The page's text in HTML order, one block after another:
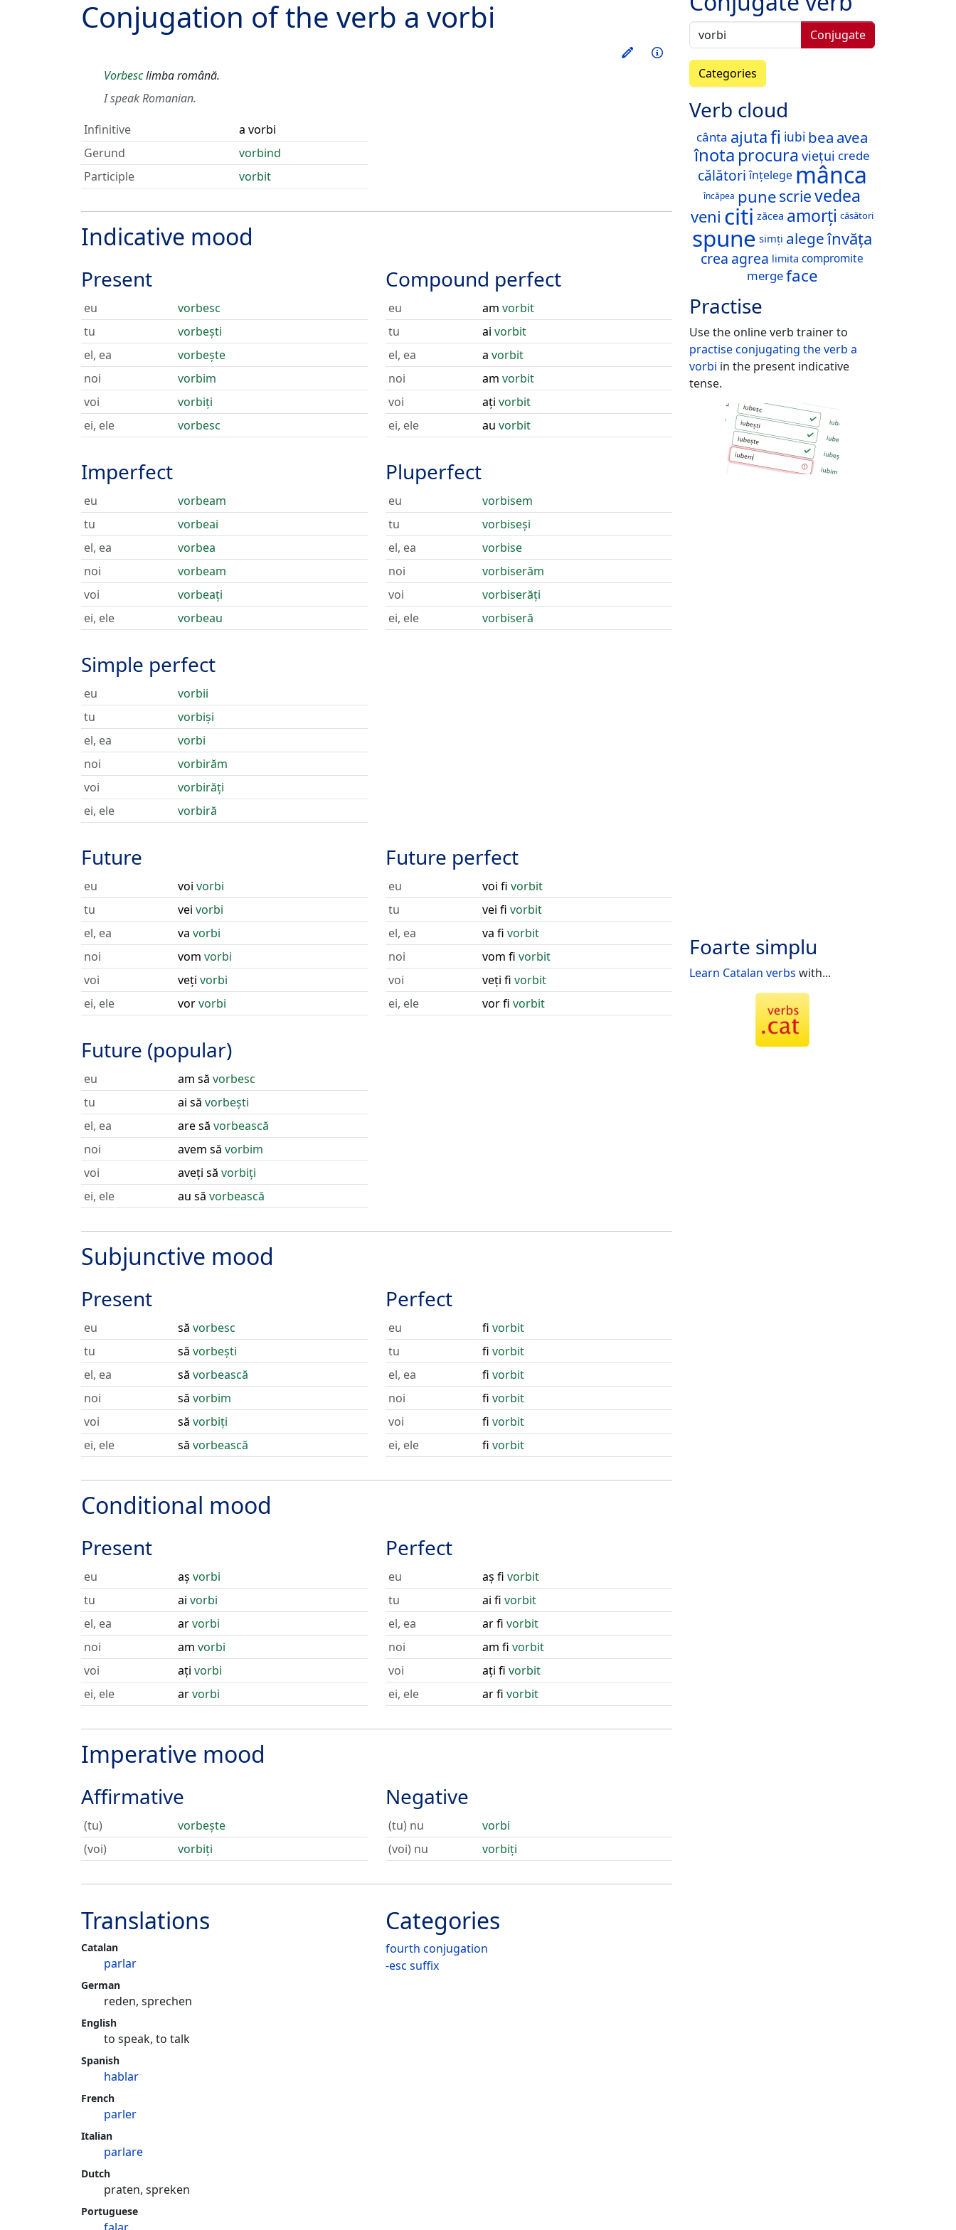
Conjugation of the verb a vorbi
Train this verb
Info
Vorbesclimba română.
I speak Romanian.
Infinitive
a vorbi
Gerund
vorbind
Participle
vorbit
Indicative mood
Present
eu
vorbesc
tu
vorbești
el, ea
vorbește
noi
vorbim
voi
vorbiți
ei, ele
vorbesc
Imperfect
eu
vorbeam
tu
vorbeai
el, ea
vorbea
noi
vorbeam
voi
vorbeați
ei, ele
vorbeau
Simple perfect
eu
vorbii
tu
vorbiși
el, ea
vorbi
noi
vorbirăm
voi
vorbirăți
ei, ele
vorbiră
Compound perfect
eu am vorbit
tu
ai vorbit
el, ea
a vorbit
noi
am vorbit
voi
ați vorbit
ei, ele
au vorbit
Pluperfect
eu
vorbisem
tu
vorbiseși
el, ea
vorbise
noi
vorbiserăm
voi
vorbiserăți
ei, ele
vorbiseră
Future
eu voi vorbi
tu
vei vorbi
el, ea
va vorbi
noi
vom vorbi
voi
veți vorbi
ei, ele
vorvorbi
Future (popular)
eu am să vorbesc
tu
ai să vorbești
el, ea
are să vorbească
noi
avem să vorbim
voi
aveți să vorbiți
ei, ele
au să vorbească
Future perfect
eu voi fi vorbit
tu
vei fi vorbit
el, ea
va fi vorbit
noi
vom fi vorbit
voi
veți fi vorbit
ei, ele
vor fi vorbit
Subjunctive mood
Present
eu să vorbesc
tu
să vorbești
el, ea
să vorbească
noi
să vorbim
voi
să vorbiți
ei, ele
să vorbească
Perfect
eu fi vorbit
tu
fi vorbit
el, ea
fi vorbit
noi
fi vorbit
voi
fi vorbit
ei, ele
fi vorbit
Conditional mood
Present
eu aș vorbi
tu
ai vorbi
el, ea
arvorbi
noi
am vorbi
voi
ați vorbi
ei, ele
arvorbi
Perfect
eu aș fi vorbit
tu
ai fi vorbit
el, ea
ar fi vorbit
noi
am fi vorbit
voi
ați fi vorbit
ei, ele
ar fi vorbit
Imperative mood
Affirmative
(tu)
vorbește
(voi)
vorbiți
Negative
(tu) nu
vorbi
(voi) nu
vorbiți
Categories
fourth conjugation
-esc suffix
Translations
Catalan
parlar
German
reden, sprechen
English
to speak, to talk
Spanish
hablar
French
parler
Italian
parlare
Dutch
praten, spreken
Portuguese
Conjugate
Categories
Verb cloud
cânta ajutafi iubi bea avea
înota procura viețui crede
călători înțelege mânca
încăpea punescrievedea
veni citi zăcea amorți căsători
spune simți alegeînvăța
crea agrea limita compromite
mergeface
Practise
Use the online verb trainer to
practise conjugating the verb a
vorbi in the present indicative
tense.
Foarte simplu
Learn Catalan verbs with...